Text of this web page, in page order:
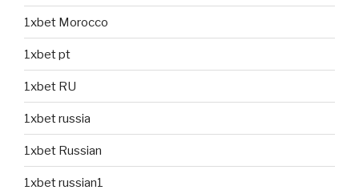
1xbet Morocco
1xbet pt
1xbet RU
1xbet russia
1xbet Russian
1xbet russian1